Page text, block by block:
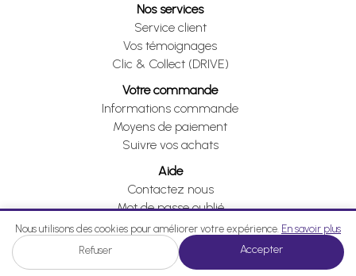
Nos services
Service client
Vos témoignages
Clic & Collect (DRIVE)
Votre commande
Informations commande
Moyens de paiement
Suivre vos achats
Aide
Contactez nous
Mot de passe oublié
Je me rétracte
Je me rétracte
Nous utilisons des cookies pour améliorer votre expérience. En savoir plus
Refuser Accepter